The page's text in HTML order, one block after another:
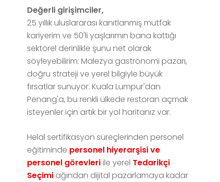
Değerli girişimciler,
25 yıllık uluslararası kanıtlanmış mutfak
kariyerim ve 50'li yaşlarımın bana kattığı
sektörel derinlikle şunu net olarak
söyleyebilirim: Malezya gastronomi pazarı,
doğru strateji ve yerel bilgiyle büyük
fırsatlar sunuyor. Kuala Lumpur'dan
Penang'a, bu renkli ülkede restoran açmak
isteyenler için artık bir yol haritanız var.
Helal sertifikasyon süreçlerinden personel
eğitiminde personel hiyerarşisi ve
personel görevleriile yerel Tedarikçi
Seçimi ağından dijital pazarlamaya kadar